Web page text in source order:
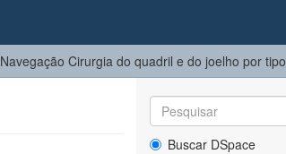
Navegação Cirurgia do quadril e do joelho​ por tipo
Buscar DSpace